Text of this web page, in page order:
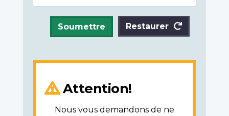
Soumettre Restaurer
Attention!
Nous vous demandons de ne